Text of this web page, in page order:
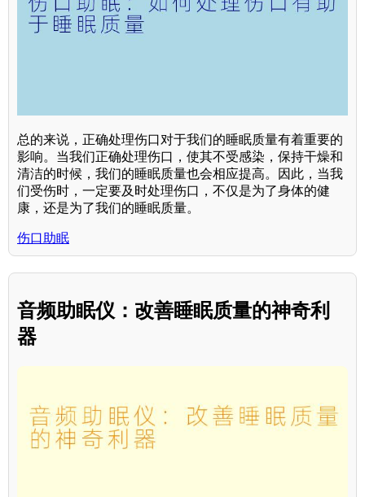
总的来说，正确处理伤口对于我们的睡眠质量有着重要的
影响。当我们正确处理伤口，使其不受感染，保持干燥和
清洁的时候，我们的睡眠质量也会相应提高。因此，当我
们受伤时，一定要及时处理伤口，不仅是为了身体的健
康，还是为了我们的睡眠质量。
伤口助眠
音频助眠仪：改善睡眠质量的神奇利
器